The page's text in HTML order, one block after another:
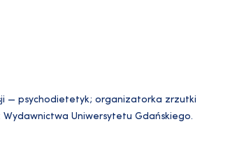
— psychodietetyk; organizatorka zrzutki
Uniwersytetu Gdańskiego.